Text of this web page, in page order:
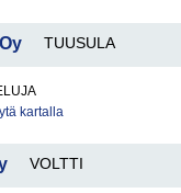
TUUSULA
kartalla
VOLTTI